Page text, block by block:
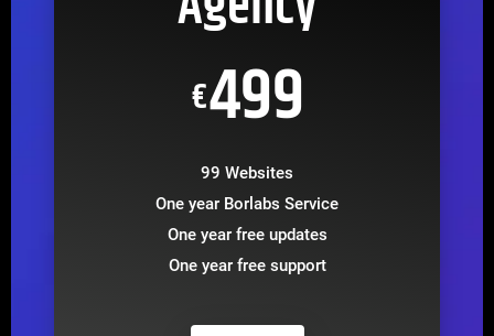
€499
99 Websites
One year Borlabs Service
One year free updates
One year free support